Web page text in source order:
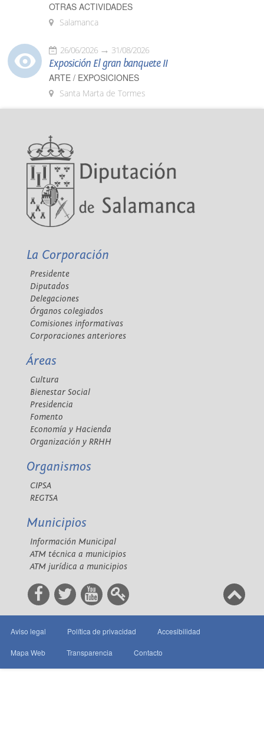
OTRAS ACTIVIDADES
Salamanca
26/06/2026 31/08/2026
Exposición El gran banquete II
ARTE / EXPOSICIONES
Santa Marta de Tormes
La Corporación
Presidente
Diputados
Delegaciones
Órganos colegiados
Comisiones informativas
Corporaciones anteriores
Áreas
Cultura
Bienestar Social
Presidencia
Fomento
Economía y Hacienda
Organización y RRHH
Organismos
CIPSA
REGTSA
Municipios
Información Municipal
ATM técnica a municipios
ATM jurídica a municipios
Aviso legal Política de privacidad Accesibilidad
Mapa Web Transparencia Contacto